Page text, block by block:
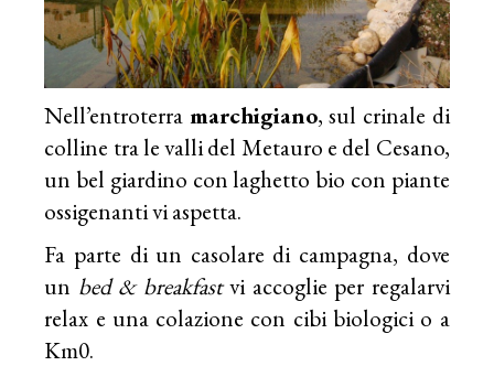
Nell’entroterra marchigiano, sul crinale di
colline tra le valli del Metauro e del Cesano,
un bel giardino con laghetto bio con piante
ossigenanti vi aspetta.
Fa parte di un casolare di campagna, dove
un bed & breakfast vi accoglie per regalarvi
relax e una colazione con cibi biologici o a
Km0.